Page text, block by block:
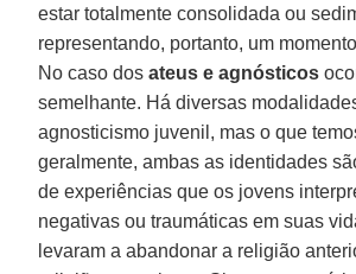
estar totalmente consolidada ou
representando, portanto, um
No caso dos ateus e agnósticos
semelhante. Há diversas
agnosticismo juvenil, mas o que
geralmente, ambas as identidades
de experiências que os jovens
negativas ou traumáticas em suas
levaram a abandonar a religião